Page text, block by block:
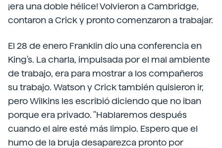
¡era una doble hélice! Volvieron a Cambridge,
contaron a Crick y pronto comenzaron a trabajar.
El 28 de enero Franklin dio una conferencia en
King's. La charla, impulsada por el mal ambiente
de trabajo, era para mostrar a los compañeros
su trabajo. Watson y Crick también quisieron ir,
pero Wilkins les escribió diciendo que no iban
porque era privado. "Hablaremos después
cuando el aire esté más limpio. Espero que el
humo de la bruja desaparezca pronto por